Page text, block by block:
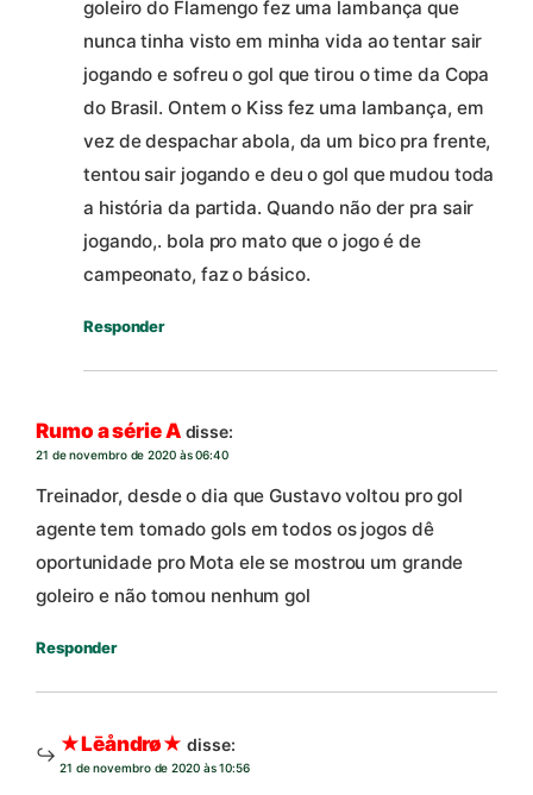
goleiro do Flamengo fez uma lambança que
nunca tinha visto em minha vida ao tentar sair
jogando e sofreu o gol que tirou o time da Copa
do Brasil. Ontem o Kiss fez uma lambança, em
vez de despachar abola, da um bico pra frente,
tentou sair jogando e deu o gol que mudou toda
a história da partida. Quando não der pra sair
jogando,. bola pro mato que o jogo é de
campeonato, faz o básico.
Responder
Rumo a série A disse:
21 de novembro de 2020 às 06:40
Treinador, desde o dia que Gustavo voltou pro gol
agente tem tomado gols em todos os jogos dê
oportunidade pro Mota ele se mostrou um grande
goleiro e não tomou nenhum gol
Responder
★Lēåndrø★ disse:
21 de novembro de 2020 às 10:56